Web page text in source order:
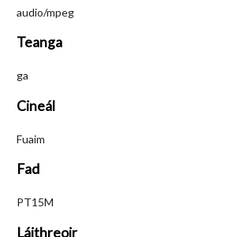
audio/mpeg
Teanga
ga
Cineál
Fuaim
Fad
PT15M
Láithreoir